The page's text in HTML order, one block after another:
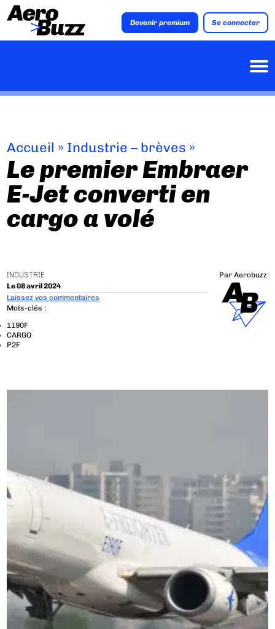
Devenir premium Se connecter
Accueil » Industrie – brèves »
Le premier Embraer
E-Jet converti en
cargo a volé
INDUSTRIE
Le 08 avril 2024
Par Aerobuzz
Laissez vos commentaires
Mots-clés :
1190F
CARGO
P2F